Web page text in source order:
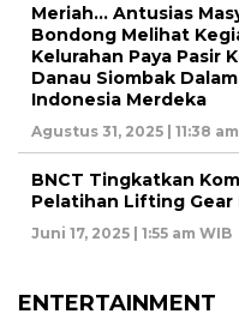
Meriah… Antusias
Bondong Melihat
Kelurahan Paya Pasir
Danau Siombak
Indonesia Merdeka
Agustus 31, 2025 | 11:38
BNCT Tingkatkan
Pelatihan Lifting
Juni 17, 2025 | 1:55 am WIB
ENTERTAINMENT